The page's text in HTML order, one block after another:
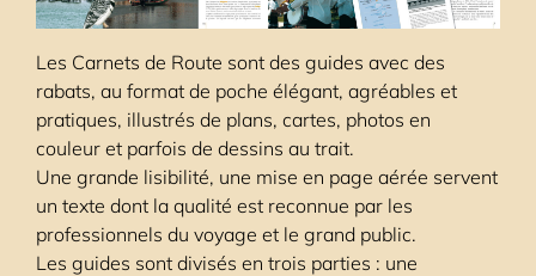
Les Carnets de Route sont des guides avec des
rabats, au format de poche élégant, agréables et
pratiques, illustrés de plans, cartes, photos en
couleur et parfois de dessins au trait.
Une grande lisibilité, une mise en page aérée servent
un texte dont la qualité est reconnue par les
professionnels du voyage et le grand public.
Les guides sont divisés en trois parties : une